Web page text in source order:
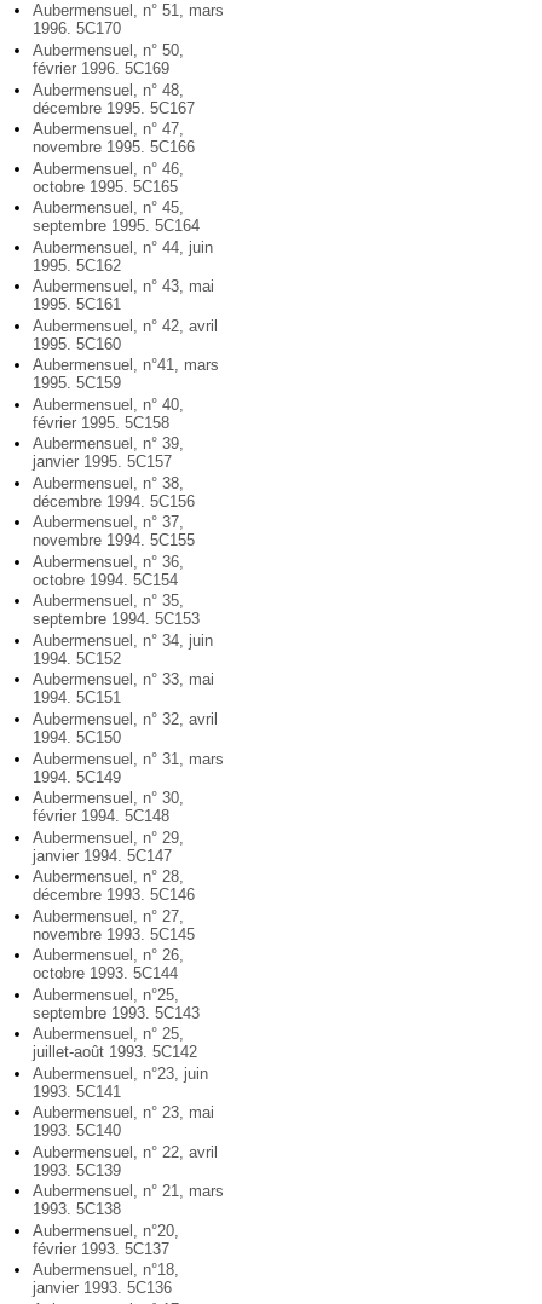
Aubermensuel, n° 51, mars
1996. 5C170
Aubermensuel, n° 50,
février 1996. 5C169
Aubermensuel, n° 48,
décembre 1995. 5C167
Aubermensuel, n° 47,
novembre 1995. 5C166
Aubermensuel, n° 46,
octobre 1995. 5C165
Aubermensuel, n° 45,
septembre 1995. 5C164
Aubermensuel, n° 44, juin
1995. 5C162
Aubermensuel, n° 43, mai
1995. 5C161
Aubermensuel, n° 42, avril
1995. 5C160
Aubermensuel, n°41, mars
1995. 5C159
Aubermensuel, n° 40,
février 1995. 5C158
Aubermensuel, n° 39,
janvier 1995. 5C157
Aubermensuel, n° 38,
décembre 1994. 5C156
Aubermensuel, n° 37,
novembre 1994. 5C155
Aubermensuel, n° 36,
octobre 1994. 5C154
Aubermensuel, n° 35,
septembre 1994. 5C153
Aubermensuel, n° 34, juin
1994. 5C152
Aubermensuel, n° 33, mai
1994. 5C151
Aubermensuel, n° 32, avril
1994. 5C150
Aubermensuel, n° 31, mars
1994. 5C149
Aubermensuel, n° 30,
février 1994. 5C148
Aubermensuel, n° 29,
janvier 1994. 5C147
Aubermensuel, n° 28,
décembre 1993. 5C146
Aubermensuel, n° 27,
novembre 1993. 5C145
Aubermensuel, n° 26,
octobre 1993. 5C144
Aubermensuel, n°25,
septembre 1993. 5C143
Aubermensuel, n° 25,
juillet-août 1993. 5C142
Aubermensuel, n°23, juin
1993. 5C141
Aubermensuel, n° 23, mai
1993. 5C140
Aubermensuel, n° 22, avril
1993. 5C139
Aubermensuel, n° 21, mars
1993. 5C138
Aubermensuel, n°20,
février 1993. 5C137
Aubermensuel, n°18,
janvier 1993. 5C136